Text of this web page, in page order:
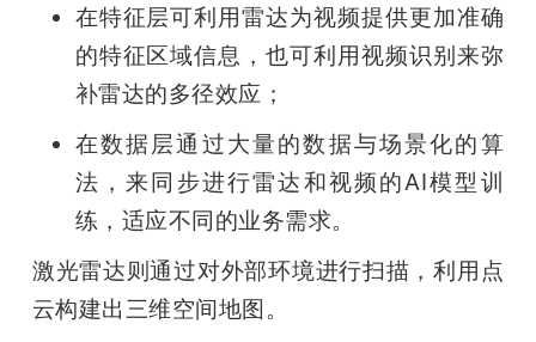
在特征层可利用雷达为视频提供更加准确
的特征区域信息，也可利用视频识别来弥
补雷达的多径效应；
在数据层通过大量的数据与场景化的算
法，来同步进行雷达和视频的AI模型训
练，适应不同的业务需求。
激光雷达则通过对外部环境进行扫描，利用点
云构建出三维空间地图。